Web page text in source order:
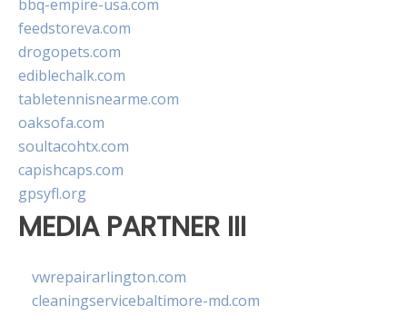
bbq-empire-usa.com
feedstoreva.com
drogopets.com
ediblechalk.com
tabletennisnearme.com
oaksofa.com
soultacohtx.com
capishcaps.com
gpsyfl.org
MEDIA PARTNER III
vwrepairarlington.com
cleaningservicebaltimore-md.com